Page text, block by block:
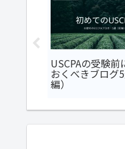
USCPAの受験前
おくべきブログ
編）